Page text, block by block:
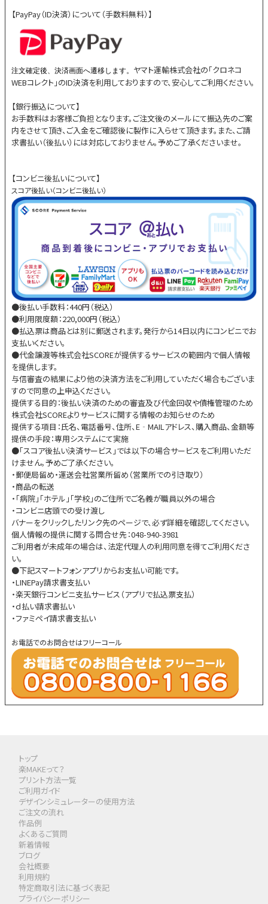
【PayPay（ID決済）について（手数料無料）】
注文確定後、決済画面へ遷移します。 ヤマト運輸株式会社の「クロネコ
WEBコレクト」のID決済を利用しておりますので、安心してご利用ください。
【銀行振込について】
お手数料はお客様ご負担となります。ご注文後のメールにて振込先のご案
内をさせて頂き、ご入金をご確認後に製作に入らせて頂きます。また、ご請
求書払い（後払い）には対応しておりません。予めご了承くださいませ。
【コンビニ後払いについて】
スコア後払い（コンビニ後払い）
●後払い手数料：440円（税込）
●利用限度額：220,000円（税込）
●払込票は商品とは別に郵送されます。発行から14日以内にコンビニでお
支払いください。
●代金譲渡等株式会社SCOREが提供するサービスの範囲内で個人情報
を提供します。
与信審査の結果により他の決済方法をご利用していただく場合もございま
すので同意の上申込ください。
提供する目的：後払い決済のための審査及び代金回収や債権管理のため
株式会社SCOREよりサービスに関する情報のお知らせのため
提供する項目：氏名、電話番号、住所、E‐MAILアドレス、購入商品、金額等
提供の手段：専用システムにて実施
●「スコア後払い決済サービス」では以下の場合サービスをご利用いただ
けません。予めご了承ください。
・郵便局留め・運送会社営業所留め（営業所での引き取り）
・商品の転送
・「病院」「ホテル」「学校」のご住所でご名義が職員以外の場合
・コンビニ店頭での受け渡し
バナーをクリックしたリンク先のページで、必ず詳細を確認してください。
個人情報の提供に関する問合せ先：048-940-3981
ご利用者が未成年の場合は、法定代理人の利用同意を得てご利用くださ
い。
●下記スマートフォンアプリからお支払い可能です。
・LINEPay請求書支払い
・楽天銀行コンビニ支払サービス（アプリで払込票支払）
・ｄ払い請求書払い
・ファミペイ請求書支払い
お電話でのお問合せはフリーコール
トップ
楽MAKEって？
プリント方法一覧
ご利用ガイド
デザインシミュレーターの使用方法
ご注文の流れ
作品例
よくあるご質問
新着情報
ブログ
会社概要
利用規約
特定商取引法に基づく表記
プライバシーポリシー